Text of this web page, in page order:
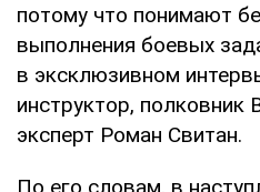
потому что понимают
выполнения боевых
в эксклюзивном
инструктор, полковник
эксперт Роман Свитан.
По его словам, в